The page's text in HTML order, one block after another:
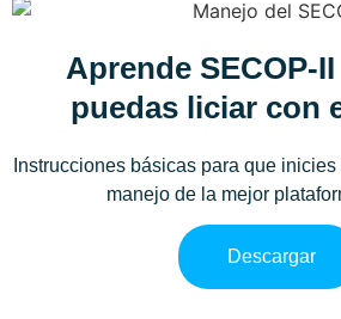
Aprende SECOP-
puedas liciar con
Instrucciones básicas para que
manejo de la mejor
Descargar